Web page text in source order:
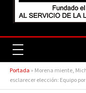
Portada » Morena miente,
esclarecer elección: Equipo